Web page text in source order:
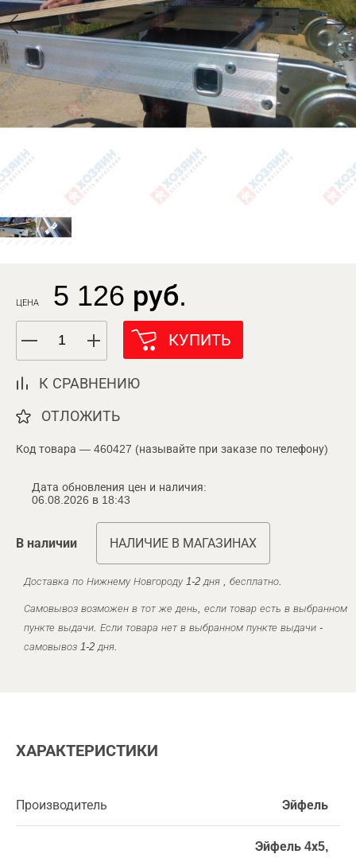
ЦЕНА 5 126 руб.
КУПИТЬ
К СРАВНЕНИЮ
ОТЛОЖИТЬ
Код товара — 460427 (называйте при заказе по телефону)
Дата обновления цен и наличия:
06.08.2026 в 18:43
В наличии НАЛИЧИЕ В МАГАЗИНАХ
Доставка по Нижнему Новгороду 1-2 дня , бесплатно.
Самовывоз возможен в тот же день, если товар есть в выбранном
пункте выдачи. Если товара нет в выбранном пункте выдачи -
самовывоз 1-2 дня.
ХАРАКТЕРИСТИКИ
Производитель Эйфель
Эйфель 4х5,